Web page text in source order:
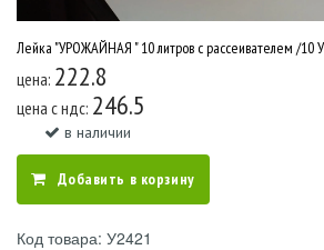
Лейка "УРОЖАЙНАЯ " 10 литров с рассеивателем /10
цена: 222.8
цена c ндс: 246.5
в наличии
Добавить в корзину
Код товара: У2421